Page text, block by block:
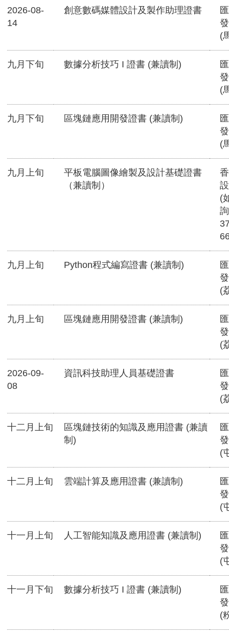
2026-08-
14
創意數碼媒體設計及製作助理證書
(
九月下旬 數據分析技巧 I 證書 (兼讀制)
(
九月下旬 區塊鏈應用開發證書 (兼讀制)
(
九月上旬
平板電腦圖像繪製及設計基礎證書
（兼讀制）
(
九月上旬 Python程式編寫證書 (兼讀制)
(
九月上旬 區塊鏈應用開發證書 (兼讀制)
(
2026-09-
08
資訊科技助理人員基礎證書
(
十二月上旬
區塊鏈技術的知識及應用證書 (兼讀
制)
(
十二月上旬 雲端計算及應用證書 (兼讀制)
(
十一月上旬 人工智能知識及應用證書 (兼讀制)
(
十一月下旬 數據分析技巧 I 證書 (兼讀制)
(